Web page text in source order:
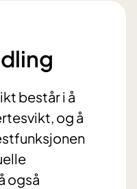
består i å
og å
også